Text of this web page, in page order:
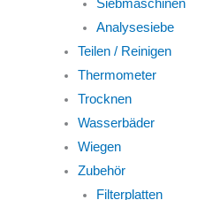
Siebmaschinen
Analysesiebe
Teilen / Reinigen
Thermometer
Trocknen
Wasserbäder
Wiegen
Zubehör
Filterplatten